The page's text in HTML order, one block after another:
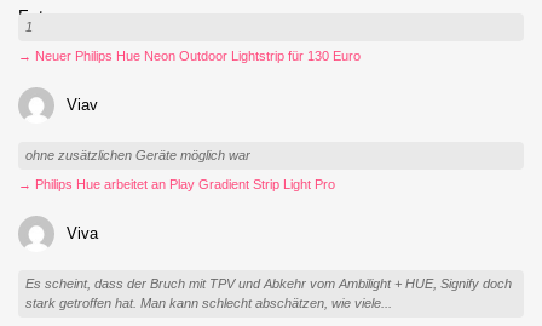
1
→ Neuer Philips Hue Neon Outdoor Lightstrip für 130 Euro
Viav
ohne zusätzlichen Geräte möglich war
→ Philips Hue arbeitet an Play Gradient Strip Light Pro
Viva
Es scheint, dass der Bruch mit TPV und Abkehr vom Ambilight + HUE, Signify doch
stark getroffen hat. Man kann schlecht abschätzen, wie viele...